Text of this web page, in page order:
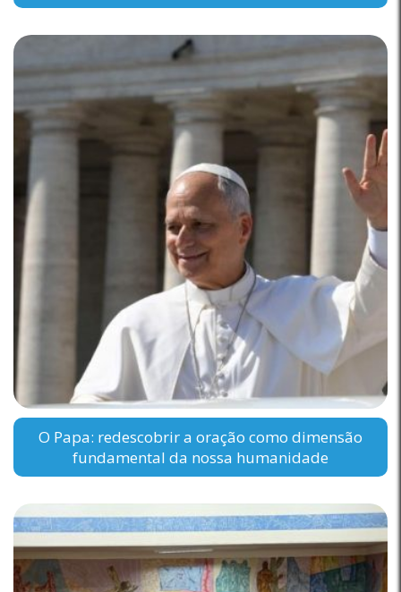
O Papa: redescobrir a oração como dimensão
fundamental da nossa humanidade